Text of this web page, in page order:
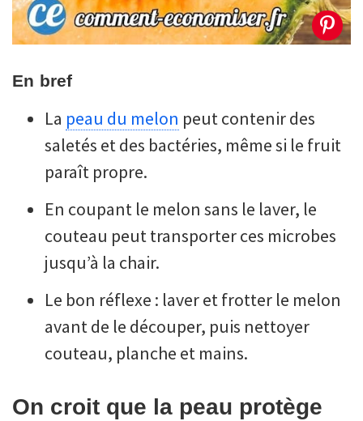
En bref
La peau du melon peut contenir des
saletés et des bactéries, même si le fruit
paraît propre.
En coupant le melon sans le laver, le
couteau peut transporter ces microbes
jusqu’à la chair.
Le bon réflexe : laver et frotter le melon
avant de le découper, puis nettoyer
couteau, planche et mains.
On croit que la peau protège